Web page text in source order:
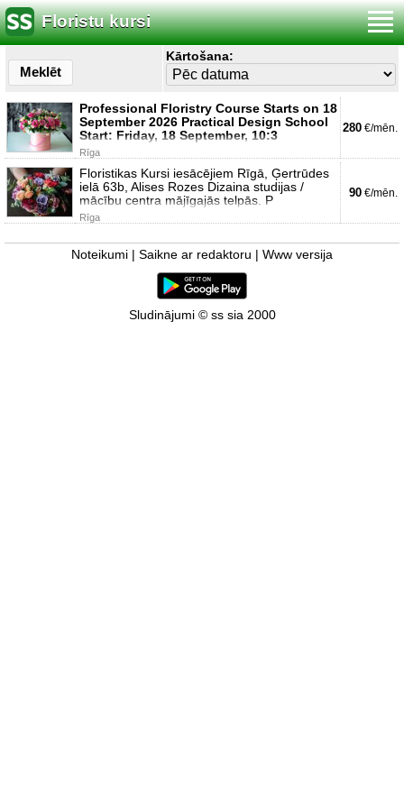
Floristu kursi
Meklēt
Kārtošana:
Professional Floristry Course Starts on 18
September 2026 Practical Design School
Start: Friday, 18 September, 10:3
Rīga
280 €/mēn.
Floristikas Kursi iesācējiem Rīgā, Ģertrūdes
ielā 63b, Alises Rozes Dizaina studijas /
mācību centra mājīgajās telpās. P
Rīga
90 €/mēn.
Noteikumi Saikne ar redaktoru Www versija
Sludinājumi © ss sia 2000